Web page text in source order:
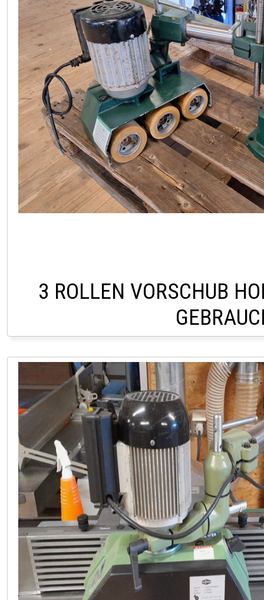
3 ROLLEN VORSCHUB